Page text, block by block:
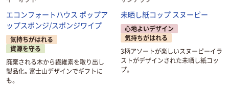
エコンフォートハウス ポップア
ップスポンジ/スポンジワイプ
気持ちがはれる
資源を守る
廃棄される木から繊維素を取り出し
製品化。富士山デザインでギフトに
も。
未晒し紙コップ スヌーピー
心地よいデザイン
気持ちがはれる
3柄アソートが楽しいスヌーピーイラ
ストがデザインされた未晒し紙コッ
プ。